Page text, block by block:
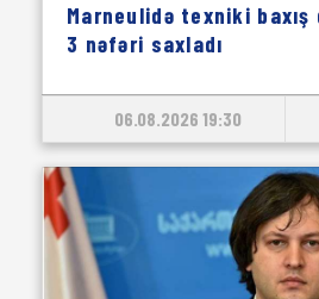
Marneulidə texniki baxış
3 nəfəri saxladı
06.08.2026 19:30